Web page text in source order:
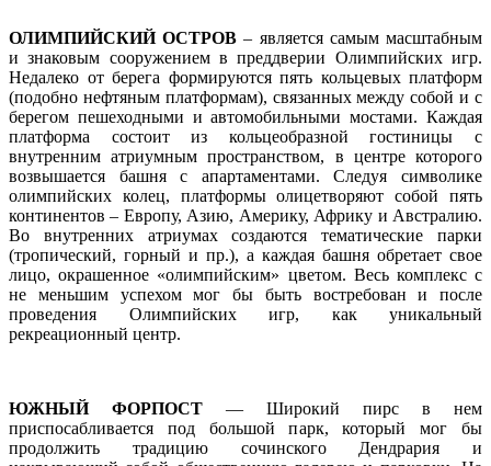
ОЛИМПИЙСКИЙ ОСТРОВ – является самым масштабным
и знаковым сооружением в преддверии Олимпийских игр.
Недалеко от берега формируются пять кольцевых платформ
(подобно нефтяным платформам), связанных между собой и с
берегом пешеходными и автомобильными мостами. Каждая
платформа состоит из кольцеобразной гостиницы с
внутренним атриумным пространством, в центре которого
возвышается башня с апартаментами. Следуя символике
олимпийских колец, платформы олицетворяют собой пять
континентов – Европу, Азию, Америку, Африку и Австралию.
Во внутренних атриумах создаются тематические парки
(тропический, горный и пр.), а каждая башня обретает свое
лицо, окрашенное «олимпийским» цветом. Весь комплекс с
не меньшим успехом мог бы быть востребован и после
проведения Олимпийских игр, как уникальный
рекреационный центр.
ЮЖНЫЙ ФОРПОСТ — Широкий пирс в нем
приспосабливается под большой парк, который мог бы
продолжить традицию сочинского Дендрария и